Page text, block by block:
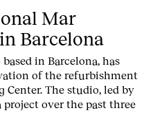
Mar
Barcelona
in Barcelona, has
of the refurbishment
Center. The studio, led by
project over the past three